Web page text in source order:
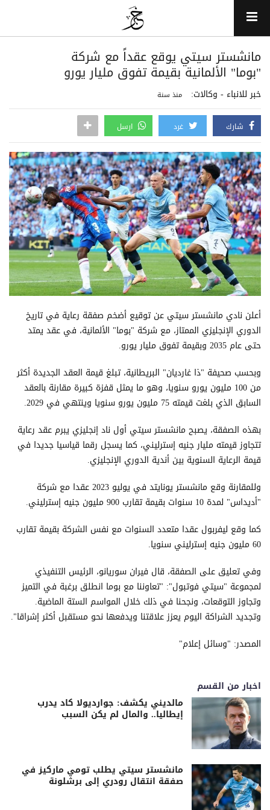
مانشستر سيتي يوقع عقداً مع شركة
"بوما" الألمانية بقيمة تفوق مليار يورو
خبر للانباء - وكالات: منذ سنة
شارك غرد ارسل
أعلن نادي مانشستر سيتي عن توقيع أضخم صفقة رعاية في تاريخ
الدوري الإنجليزي الممتاز، مع شركة "بوما" الألمانية، في عقد يمتد
حتى عام 2035 وبقيمة تفوق مليار يورو.
وبحسب صحيفة "ذا غارديان" البريطانية، تبلغ قيمة العقد الجديدة أكثر
من 100 مليون يورو سنويا، وهو ما يمثل قفزة كبيرة مقارنة بالعقد
السابق الذي بلغت قيمته 75 مليون يورو سنويا وينتهي في 2029.
بهذه الصفقة، يصبح مانشستر سيتي أول ناد إنجليزي يبرم عقد رعاية
تتجاوز قيمته مليار جنيه إسترليني، كما يسجل رقما قياسيا جديدا في
قيمة الرعاية السنوية بين أندية الدوري الإنجليزي.
وللمقارنة وقع مانشستر يونايتد في يوليو 2023 عقدا مع شركة
"أديداس" لمدة 10 سنوات بقيمة تقارب 900 مليون جنيه إسترليني.
كما وقع ليفربول عقدا متعدد السنوات مع نفس الشركة بقيمة تقارب
60 مليون جنيه إسترليني سنويا.
وفي تعليق على الصفقة، قال فيران سوريانو، الرئيس التنفيذي
لمجموعة "سيتي فوتبول": "تعاوننا مع بوما انطلق برغبة في التميز
وتجاوز التوقعات، ونجحنا في ذلك خلال المواسم الستة الماضية.
وتجديد الشراكة اليوم يعزز علاقتنا ويدفعها نحو مستقبل أكثر إشراقا".
المصدر: "وسائل إعلام"
اخبار من القسم
مالديني يكشف: جوارديولا كاد يدرب
إيطاليا.. والمال لم يكن السبب
مانشستر سيتي يطلب تومي ماركيز في
صفقة انتقال رودري إلى برشلونة